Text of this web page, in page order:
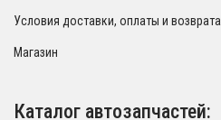
Условия доставки, оплаты и возврата
Магазин
Каталог автозапчастей: